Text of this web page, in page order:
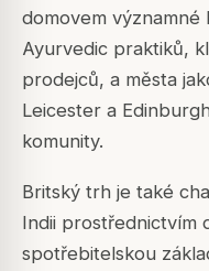
domovem
Ayurvedic praktiků,
prodejců, a města
Leicester a
komunity.
Britský trh je také
Indii prostřednictvím
spotřebitelskou